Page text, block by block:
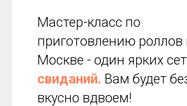
Мастер-класс по
приготовлению роллов
Москве - один ярких
свиданий. Вам будет
вкусно вдвоем!